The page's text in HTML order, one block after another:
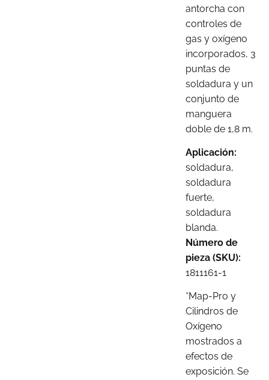
antorcha con
controles de
gas y oxígeno
incorporados, 3
puntas de
soldadura y un
conjunto de
manguera
doble de 1,8 m.
Aplicación:
soldadura,
soldadura
fuerte,
soldadura
blanda.
Número de
pieza (SKU):
1811161-1
*Map-Pro y
Cilindros de
Oxígeno
mostrados a
efectos de
exposición. Se